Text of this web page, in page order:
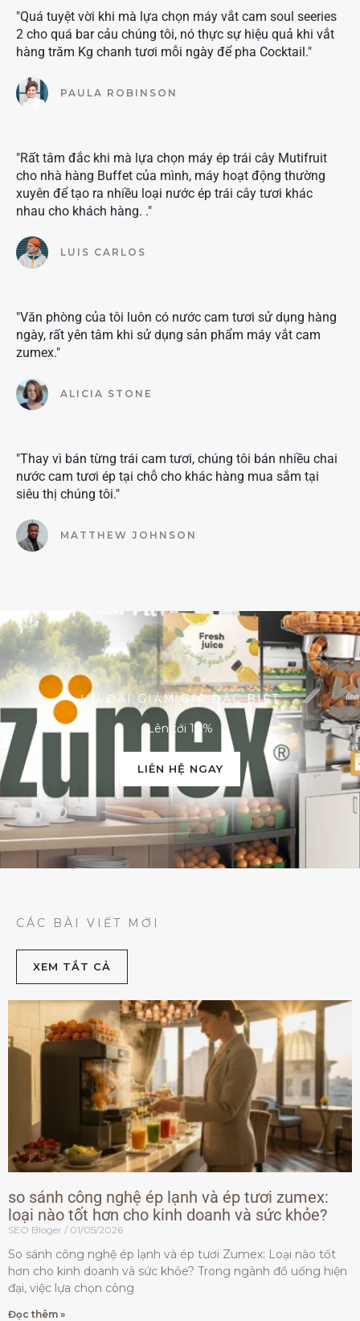
"Quá tuyệt vời khi mà lựa chọn máy vắt cam soul seeries
2 cho quá bar cảu chúng tôi, nó thực sự hiệu quả khi vắt
hàng trăm Kg chanh tươi mỗi ngày để pha Cocktail."
PAULA ROBINSON
"Rất tâm đắc khi mà lựa chọn máy ép trái cây Mutifruit
cho nhà hàng Buffet của mình, máy hoạt động thường
xuyên để tạo ra nhiều loại nước ép trái cây tươi khác
nhau cho khách hàng. ."
LUIS CARLOS
"Văn phòng của tôi luôn có nước cam tươi sử dụng hàng
ngày, rất yên tâm khi sử dụng sản phẩm máy vắt cam
zumex."
ALICIA STONE
"Thay vì bán từng trái cam tươi, chúng tôi bán nhiều chai
nước cam tươi ép tại chỗ cho khác hàng mua sắm tại
siêu thị chúng tôi."
MATTHEW JOHNSON
ƯU ĐÃI GIẢM GIÁ ĐẶC BIỆT
Lên tới 10%
LIÊN HỆ NGAY
CÁC BÀI VIẾT MỚI
XEM TẮT CẢ
so sánh công nghệ ép lạnh và ép tươi zumex:
loại nào tốt hơn cho kinh doanh và sức khỏe?
SEO Bloger 01/05/2026
So sánh công nghệ ép lạnh và ép tươi Zumex: Loại nào tốt
hơn cho kinh doanh và sức khỏe? Trong ngành đồ uống hiện
đại, việc lựa chọn công
Đọc thêm »